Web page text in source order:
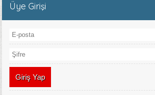
Üye Girişi